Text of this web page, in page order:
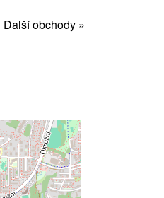
Další obchody »